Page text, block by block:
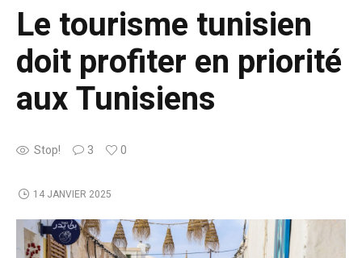
Le tourisme tunisien
doit profiter en priorité
aux Tunisiens
Stop! 3 0
14 JANVIER 2025